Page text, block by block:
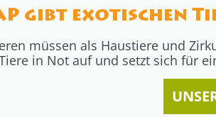
gibt exotischen
müssen als Haustiere und
in Not auf und setzt sich für